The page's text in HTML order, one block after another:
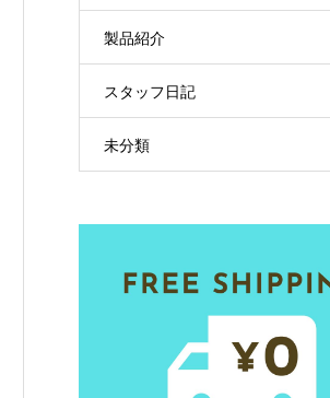
製品紹介
スタッフ日記
未分類